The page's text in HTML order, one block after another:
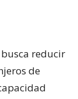
reducir
de